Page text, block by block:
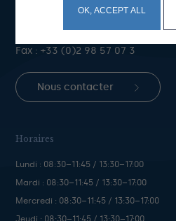
BP 50 29950 Bénodet
Fax : +33 (0)2 98 57 07 3
Nous contacter
Horaires
Lundi : 08:30–11:45 / 13:30–17:00
Mardi : 08:30–11:45 / 13:30–17:00
Mercredi : 08:30–11:45 / 13:30–17:00
Jeudi : 08:30–11:45 / 13:30–17:00
OK, ACCEPT ALL